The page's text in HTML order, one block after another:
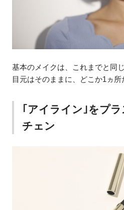
基本のメイクは、これまでと同
目元はそのままに、どこか1ヵ所
｢アイライン｣をプ
チェン